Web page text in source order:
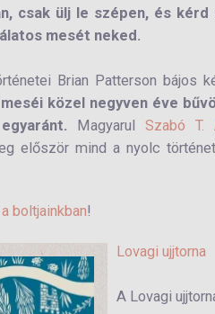
csak ülj le szépen, és kérd
mesét neked.
Brian Patterson bájos
közel negyven éve
Magyarul Szabó T.
először mind a nyolc
a boltjainkban!
Lovagi ujjtorna
A Lovagi